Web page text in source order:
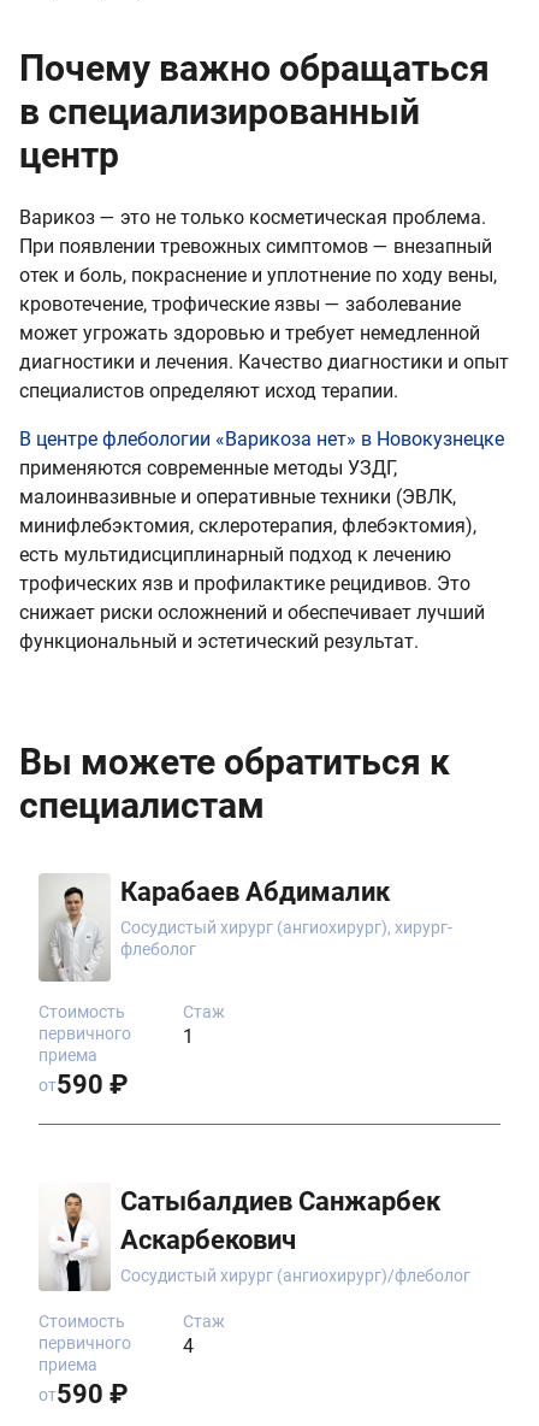
Почему важно обращаться
в специализированный
центр
Варикоз — это не только косметическая проблема.
При появлении тревожных симптомов — внезапный
отек и боль, покраснение и уплотнение по ходу вены,
кровотечение, трофические язвы — заболевание
может угрожать здоровью и требует немедленной
диагностики и лечения. Качество диагностики и опыт
специалистов определяют исход терапии.
В центре флебологии «Варикоза нет» в Новокузнецке
применяются современные методы УЗДГ,
малоинвазивные и оперативные техники (ЭВЛК,
минифлебэктомия, склеротерапия, флебэктомия),
есть мультидисциплинарный подход к лечению
трофических язв и профилактике рецидивов. Это
снижает риски осложнений и обеспечивает лучший
функциональный и эстетический результат.
Вы можете обратиться к
специалистам
Карабаев Абдималик
Сосудистый хирург (ангиохирург), хирург-
флеболог
Стаж
1
Стоимость
первичного
приема
от590 ₽
Сатыбалдиев Санжарбек
Аскарбекович
Сосудистый хирург (ангиохирург)/флеболог
Стаж
4
Стоимость
первичного
приема
от590 ₽